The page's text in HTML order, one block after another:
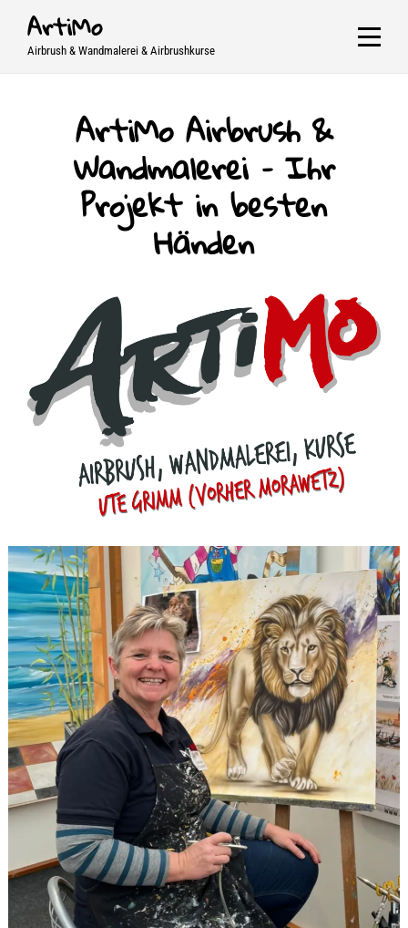
SkipArtiMo
Airbrush & Wandmalerei & Airbrushkurse
ArtiMo Airbrush &
Wandmalerei – Ihr
Projekt in besten
Händen